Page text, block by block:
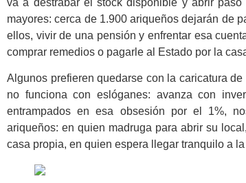
va a destrabar el stock disponible y abrir
mayores: cerca de 1.900 ariqueños dejarán de
ellos, vivir de una pensión y enfrentar esa
comprar remedios o pagarle al Estado por la
Algunos prefieren quedarse con la caricatura
no funciona con eslóganes: avanza con
entrampados en esa obsesión por el 1%,
ariqueños: en quien madruga para abrir su
casa propia, en quien espera llegar tranquilo a